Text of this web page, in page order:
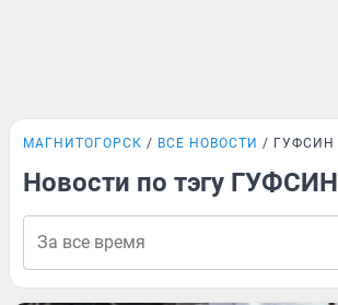
МАГНИТОГОРСК ВСЕ НОВОСТИ ГУФСИН
Новости по тэгу ГУФСИН